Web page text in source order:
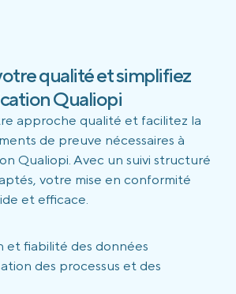
qualité et simplifiez
Qualiopi
approche qualité et facilitez la
de preuve nécessaires à
Qualiopi. Avec un suivi structuré
votre mise en conformité
et efficace.
et fiabilité des données
des processus et des